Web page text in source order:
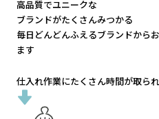
高品質でユニークな
ブランドがたくさんみつかる
毎日どんどんふえるブランドから
ます
仕入れ作業にたくさん時間が取ら